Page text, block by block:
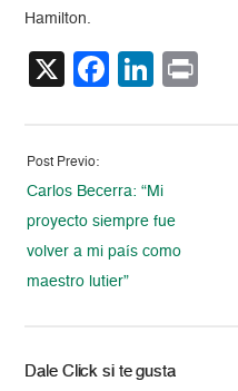
Hamilton.
X
Post Previo:
Carlos Becerra: “Mi
proyecto siempre fue
volver a mi país como
maestro lutier”
Dale Click si te gusta